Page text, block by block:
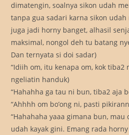
dimatengin, soalnya sikon udah
tanpa gua sadari karna sikon
juga jadi horny banget, alhasil
maksimal, nongol deh tu batang
Dan ternyata si doi sadar)
“Idiih om, itu kenapa om, kok tiba2
ngeliatin handuk)
“Hahahha ga tau ni bun, tiba2 aja
“Ahhhh om bo’ong ni, pasti
“Hahahaha yaaa gimana bun,
udah kayak gini. Emang rada